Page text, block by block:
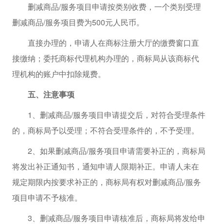
删减商品/服务项目申请按类别收费，一个类别受理
删减商品/服务项目费为500元人民币。
直接办理的，申请人在商标注册大厅的缴费窗口直
接缴纳；委托商标代理机构办理的，商标局从该商标代
理机构的账户中扣除规费。
五、注意事项
1、删减商品/服务项目申请提交后，对符合受理条件
的，商标局予以受理；不符合受理条件的，不予受理。
2、如果删减商品/服务项目申请需要补正的，商标局
将发出补正通知书，通知申请人限期补正。申请人未在
规定期限内按要求补正的，商标局有权对删减商品/服务
项目申请不予核准。
3、删减商品/服务项目申请核准后，商标局将发给申